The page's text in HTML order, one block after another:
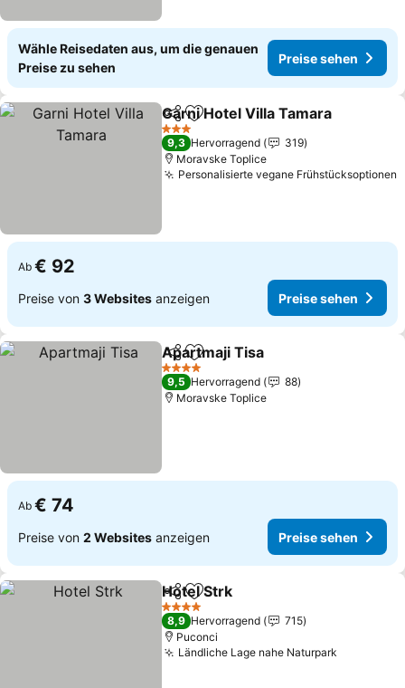
Wähle Reisedaten aus, um die genauen
Preise zu sehen
Preise sehen
TeilenZu Favoriten hinzufügen
Garni Hotel Villa Tamara
3 Sterne
9,3 Hervorragend
319
Moravske Toplice
Personalisierte vegane Frühstücksoptionen
Ab € 92
Preise von 3 Websites anzeigen Preise sehen
TeilenZu Favoriten hinzufügen
Apartmaji Tisa
4 Sterne
9,5 Hervorragend
88
Moravske Toplice
Ab € 74
Preise von 2 Websites anzeigen Preise sehen
TeilenZu Favoriten hinzufügen
Hotel Strk
4 Sterne
8,9 Hervorragend
715
Puconci
Ländliche Lage nahe Naturpark